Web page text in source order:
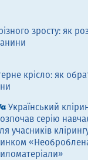
зросту: як
крісло: як
Український
серію
учасників